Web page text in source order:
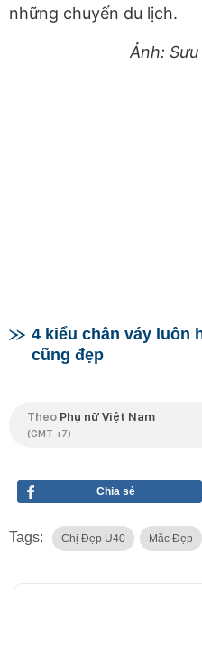
những chuyến du lịch.
Ảnh:
4 kiểu chân váy luôn
cũng đẹp
Theo Phụ nữ Việt Nam
(GMT +7)
Chia sẻ
Tags: Chị Đẹp U40 Măc Đẹp